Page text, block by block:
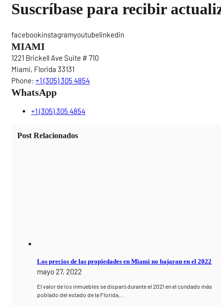
Suscríbase para recibir
facebookinstagramyoutubelinkedin
MIAMI
1221 Brickell Ave Suite # 710
Miami, Florida 33131
Phone: +1 (305) 305 4854
WhatsApp
+1 (305) 305 4854
Post Relacionados
Los precios de las propiedades en Miami no bajaran en el 2022
mayo 27, 2022
El valor de los inmuebles se disparó durante el 2021 en el condado más
poblado del estado de la Florida,…